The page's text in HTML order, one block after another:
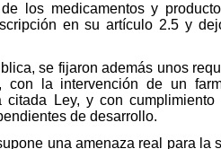
los medicamentos y
en su artículo 2.5 y
se fijaron además unos
la intervención de un
Ley, y con
de desarrollo.
una amenaza real para la